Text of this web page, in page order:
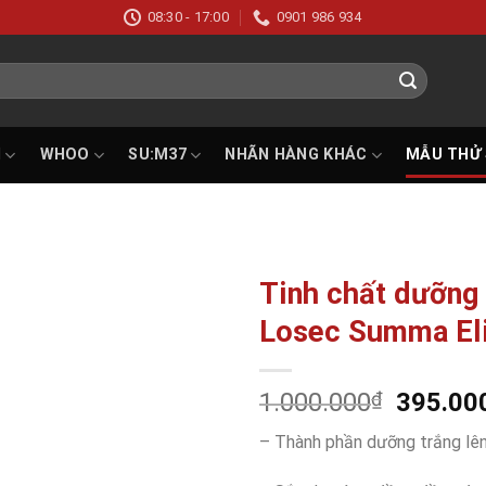
08:30 - 17:00 0901 986 934
WHOO SU:M37 NHÃN HÀNG KHÁC MẪU THỬ
Tinh chất dưỡng
Losec Summa
1.000.000₫
Giá
gốc
là:
– Thành phần dưỡng trắng